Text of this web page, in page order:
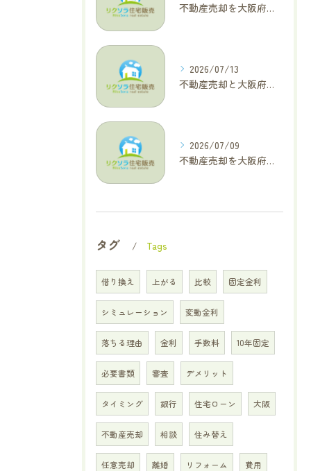
不動産売却を大阪府大東市で成功へ導くためのAIOに適した基本コラム
2026/07/13
不動産売却と大阪府四條畷市で利益最大化を叶えるコラム特集
2026/07/09
不動産売却を大阪府交野市で成功に導く三大タブー回避と高価格査定の極意
タグ Tags
借り換え 上がる 比較 固定金利
シミュレーション 変動金利
落ちる理由 金利 手数料 10年固定
必要書類 審査 デメリット
タイミング 銀行 住宅ローン 大阪
不動産売却 相談 住み替え
任意売却 離婚 リフォーム 費用